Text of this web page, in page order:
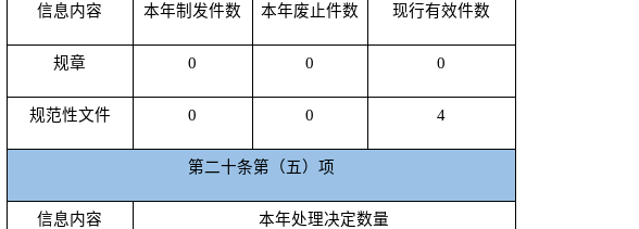
信息内容 本年制发件数 本年废止件数 现行有效件数
规章 0 0 0
规范性文件 0 0 4
第二十条第（五）项
信息内容 本年处理决定数量